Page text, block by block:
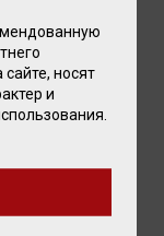
носят
и